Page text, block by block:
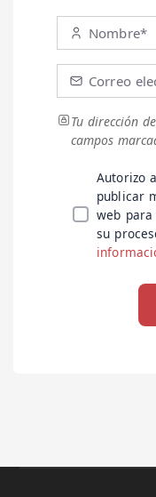
Nombre*
Correo
Tu dirección
campos
Autorizo a
publicar
web
su